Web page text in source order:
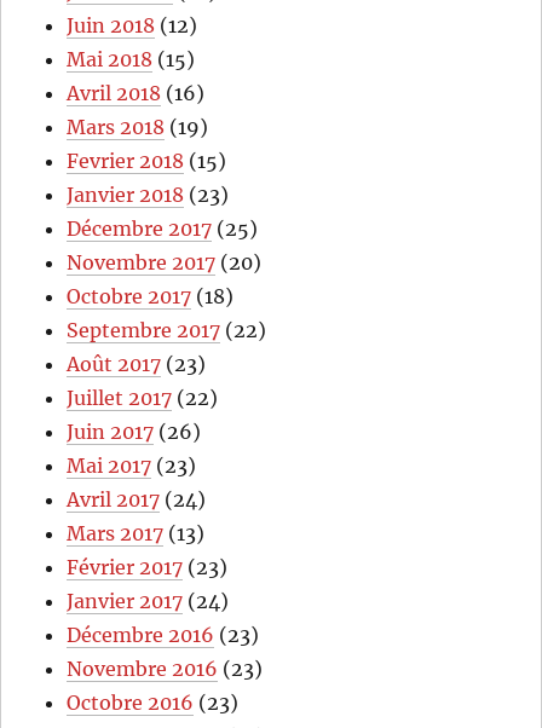
Juin 2018 (12)
Mai 2018 (15)
Avril 2018 (16)
Mars 2018 (19)
Fevrier 2018 (15)
Janvier 2018 (23)
Décembre 2017 (25)
Novembre 2017 (20)
Octobre 2017 (18)
Septembre 2017 (22)
Août 2017 (23)
Juillet 2017 (22)
Juin 2017 (26)
Mai 2017 (23)
Avril 2017 (24)
Mars 2017 (13)
Février 2017 (23)
Janvier 2017 (24)
Décembre 2016 (23)
Novembre 2016 (23)
Octobre 2016 (23)